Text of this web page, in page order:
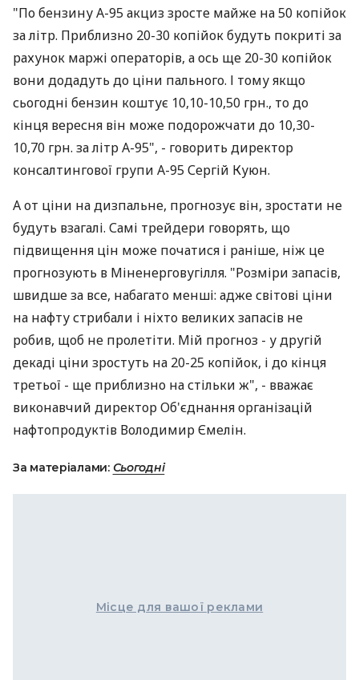
"По бензину А-95 акциз зросте майже на 50 копійок
за літр. Приблизно 20-30 копійок будуть покриті за
рахунок маржі операторів, а ось ще 20-30 копійок
вони додадуть до ціни пального. І тому якщо
сьогодні бензин коштує 10,10-10,50 грн., то до
кінця вересня він може подорожчати до 10,30-
10,70 грн. за літр А-95", - говорить директор
консалтингової групи A-95 Сергій Куюн.
А от ціни на дизпальне, прогнозує він, зростати не
будуть взагалі. Самі трейдери говорять, що
підвищення цін може початися і раніше, ніж це
прогнозують в Міненерговугілля. "Розміри запасів,
швидше за все, набагато менші: адже світові ціни
на нафту стрибали і ніхто великих запасів не
робив, щоб не пролетіти. Мій прогноз - у другій
декаді ціни зростуть на 20-25 копійок, і до кінця
третьої - ще приблизно на стільки ж", - вважає
виконавчий директор Об'єднання організацій
нафтопродуктів Володимир Ємелін.
За матеріалами: Сьогодні
Місце для вашої реклами